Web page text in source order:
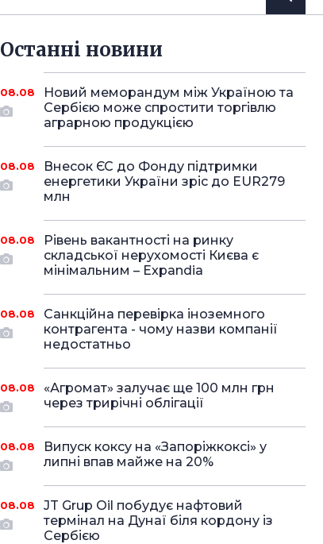
Останнi новини
08.08
Новий меморандум між Україною та
Сербією може спростити торгівлю
аграрною продукцією
08.08
Внесок ЄС до Фонду підтримки
енергетики України зріс до EUR279
млн
08.08
Рівень вакантності на ринку
складської нерухомості Києва є
мінімальним – Expandia
08.08
Санкційна перевірка іноземного
контрагента - чому назви компанії
недостатньо
08.08
«Агромат» залучає ще 100 млн грн
через трирічні облігації
08.08
Випуск коксу на «Запоріжкоксі» у
липні впав майже на 20%
08.08
JT Grup Oil побудує нафтовий
термінал на Дунаї біля кордону із
Сербією